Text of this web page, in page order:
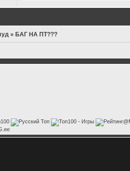
»БАГ НА ПТ???